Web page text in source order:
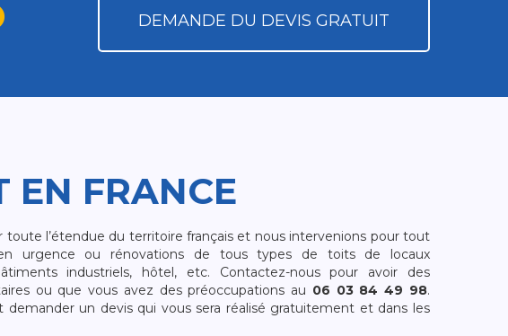
DEMANDE DU DEVIS GRATUIT
EN FRANCE
toute l’étendue du territoire français et nous intervenions pour tout
urgence ou rénovations de tous types de toits de locaux
industriels, hôtel, etc. Contactez-nous pour avoir des
ou que vous avez des préoccupations au 06 03 84 49 98.
demander un devis qui vous sera réalisé gratuitement et dans les